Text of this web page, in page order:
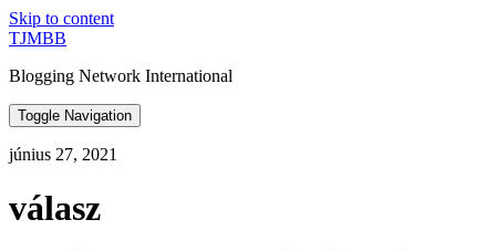
Skip to content
TJMBB
Blogging Network International
Toggle Navigation
június 27, 2021
válasz